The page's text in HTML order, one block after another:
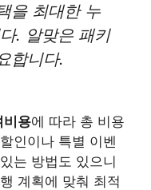
을 최대한 누
. 알맞은 패키
합니다.
비용에 따라 총 비용
인이나 특별 이벤
는 방법도 있으니
계획에 맞춰 최적